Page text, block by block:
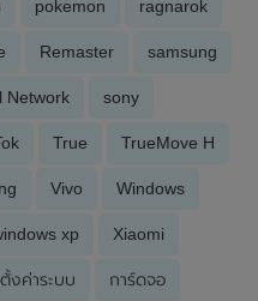
pokemon ragnarok
Remaster samsung
Network sony
True TrueMove H
Vivo Windows
xp Xiaomi
งค่าระบบ การ์ดจอ